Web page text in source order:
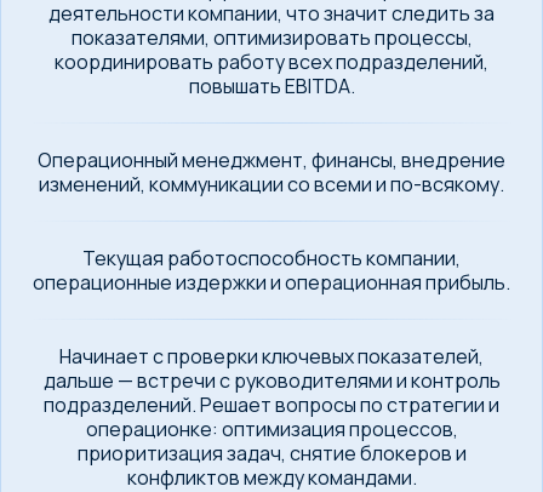
деятельности компании, что значит следить за
показателями, оптимизировать процессы,
координировать работу всех подразделений,
повышать EBITDA.
Операционный менеджмент, финансы, внедрение
изменений, коммуникации со всеми и по-всякому.
Текущая работоспособность компании,
операционные издержки и операционная прибыль.
Начинает с проверки ключевых показателей,
дальше — встречи с руководителями и контроль
подразделений. Решает вопросы по стратегии и
операционке: оптимизация процессов,
приоритизация задач, снятие блокеров и
конфликтов между командами.